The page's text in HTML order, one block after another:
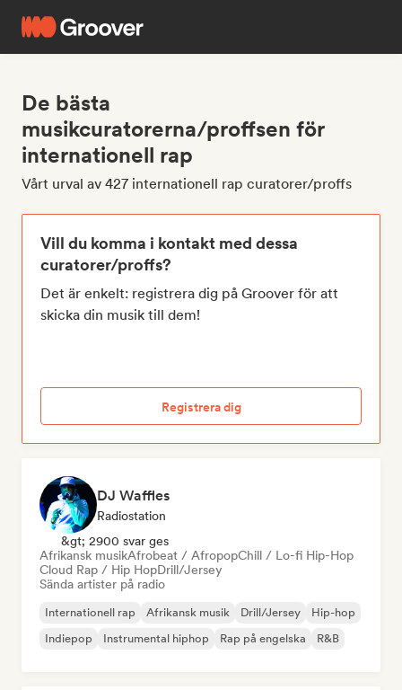
De bästa
musikcuratorerna/proffsen för
internationell rap
Vårt urval av 427 internationell rap curatorer/proffs
Vill du komma i kontakt med dessa
curatorer/proffs?
Det är enkelt: registrera dig på Groover för att
skicka din musik till dem!
Registrera dig
DJ Waffles
Radiostation
&gt; 2900 svar ges
Afrikansk musikAfrobeat / AfropopChill / Lo-fi Hip-Hop
Cloud Rap / Hip HopDrill/Jersey
Sända artister på radio
Internationell rap Afrikansk musik Drill/Jersey
Hip-hop
Indiepop
Instrumental hiphop Rap på engelska R&B